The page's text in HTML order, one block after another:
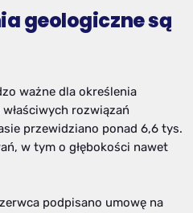
geologiczne są
ważne dla określenia
rozwiązań
przewidziano ponad 6,6 tys.
w tym o głębokości nawet
podpisano umowę na